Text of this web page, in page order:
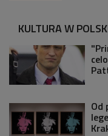
KULTURA W
Od